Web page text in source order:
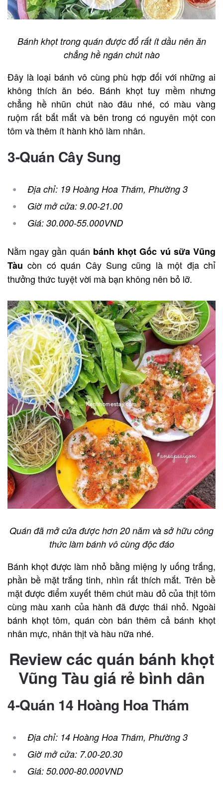
Bánh khọt trong quán được đổ rất ít dầu nên ăn
chẳng hề ngán chút nào
Đây là loại bánh vô cùng phù hợp đối với những ai
không thích ăn béo. Bánh khọt tuy mềm nhưng
chẳng hề nhũn chút nào đâu nhé, có màu vàng
ruộm rất bắt mắt và bên trong có nguyên một con
tôm và thêm ít hành khô làm nhân.
3-Quán Cây Sung
Địa chỉ: 19 Hoàng Hoa Thám, Phường 3
Giờ mở cửa: 9.00-21.00
Giá: 30.000-55.000VND
Nằm ngay gần quán bánh khọt Gốc vú sữa Vũng
Tàucòn có quán Cây Sung cũng là một địa chỉ
thưởng thức tuyệt vời mà bạn không nên bỏ lỡ.
Quán đã mở cửa được hơn 20 năm và sở hữu công
thức làm bánh vô cùng độc đáo
Bánh khọt được làm nhỏ bằng miệng ly uống trắng,
phần bề mặt trắng tinh, nhìn rất thích mắt. Trên bề
mặt được điểm xuyết thêm chút màu đỏ của thịt tôm
cùng màu xanh của hành đã được thái nhỏ. Ngoài
bánh khọt tôm, quán còn bán thêm cả bánh khọt
nhân mực, nhân thịt và hàu nữa nhé.
Review các quán bánh khọt
Vũng Tàu giá rẻ bình dân
4-Quán 14 Hoàng Hoa Thám
Địa chỉ: 14 Hoàng Hoa Thám, Phường 3
Giờ mở cửa: 7.00-20.30
Giá: 50.000-80.000VND